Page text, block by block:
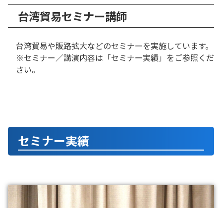
台湾貿易セミナー講師
台湾貿易や販路拡大などのセミナーを実施しています。
※セミナー／講演内容は「セミナー実績」をご参照くだ
さい。
セミナー実績